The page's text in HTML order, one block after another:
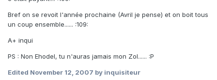
Bref on se revoit l'année prochaine (Avril je pense) et on boit tous
un coup ensemble...... :109:
A+ inqui
PS : Non Ehodel, tu n'auras jamais mon Zol...... :P
Edited November 12, 2007 by inquisiteur